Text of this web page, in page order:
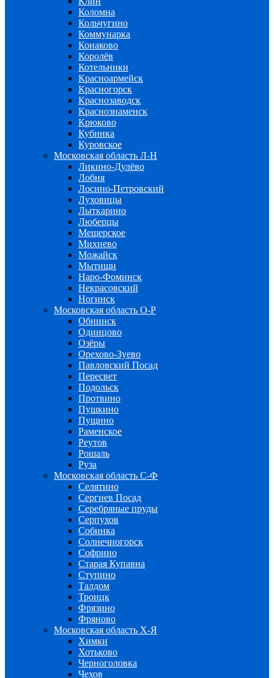
Коломна
Кольчугино
Коммунарка
Конаково
Королёв
Котельники
Красноармейск
Красногорск
Краснозаводск
Краснознаменск
Крюково
Кубинка
Куровское
Московская область Л-Н
Ликино-Дулёво
Лобня
Лосино-Петровский
Луховицы
Лыткарино
Люберцы
Мещерское
Михнево
Можайск
Мытищи
Наро-Фоминск
Некрасовский
Ногинск
Московская область О-Р
Обнинск
Одинцово
Озёры
Орехово-Зуево
Павловский Посад
Пересвет
Подольск
Протвино
Пушкино
Пущино
Раменское
Реутов
Рошаль
Руза
Московская область С-Ф
Селятино
Сергиев Посад
Серебряные пруды
Серпухов
Собинка
Солнечногорск
Софрино
Старая Купавна
Ступино
Талдом
Троицк
Фрязино
Фряново
Московская область Х-Я
Химки
Хотьково
Черноголовка
Чехов